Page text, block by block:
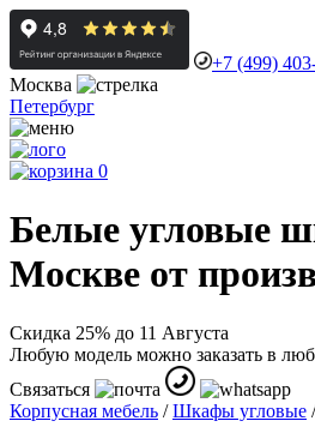
+7 (499)
Москва
Петербург
0
Белые угловые
Москве от
Скидка 25% до 11 Августа
Любую модель можно заказать в
Связаться
Корпусная мебель /Шкафы угловые